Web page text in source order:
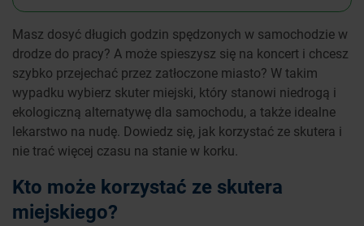
Masz dosyć długich godzin spędzonych w samochodzie w
drodze do pracy? A może spieszysz się na koncert i chcesz
szybko przejechać przez zatłoczone miasto? W takim
wypadku wybierz skuter miejski, który stanowi niedrogą i
ekologiczną alternatywę dla samochodu, a także idealne
lekarstwo na nudę. Dowiedz się, jak korzystać ze skutera i
nie trać więcej czasu na stanie w korku.
Kto może korzystać ze skutera
miejskiego?